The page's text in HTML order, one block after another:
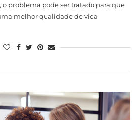
o problema pode ser tratado para que
melhor qualidade de vida